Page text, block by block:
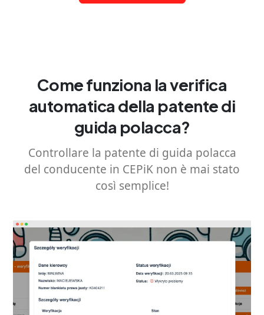
Come funziona la verifica
automatica della patente di
guida polacca?
Controllare la patente di guida polacca
del conducente in CEPiK non è mai stato
così semplice!